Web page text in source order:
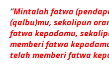
“Mintalah fatwa
(qalbu)mu, sekalipun
fatwa kepadamu,
memberi fatwa
telah memberi fatwa